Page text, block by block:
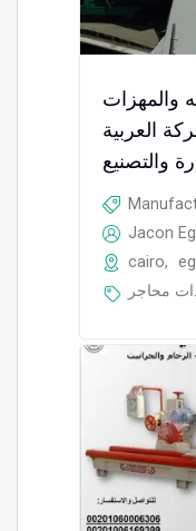
والمهزات
العربية
والتصنيع
Jacon
cairo,
محاجر